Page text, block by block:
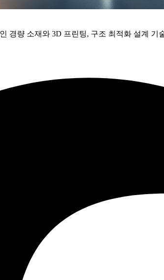
경량 소재와 3D 프린팅, 구조 최적화 설계